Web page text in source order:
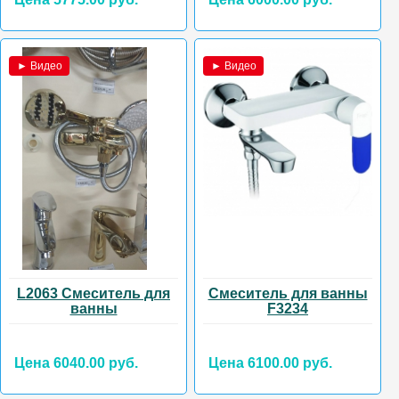
► Видео
L2063 Смеситель для
ванны
Цена 6040.00 руб.
► Видео
Смеситель для ванны
F3234
Цена 6100.00 руб.